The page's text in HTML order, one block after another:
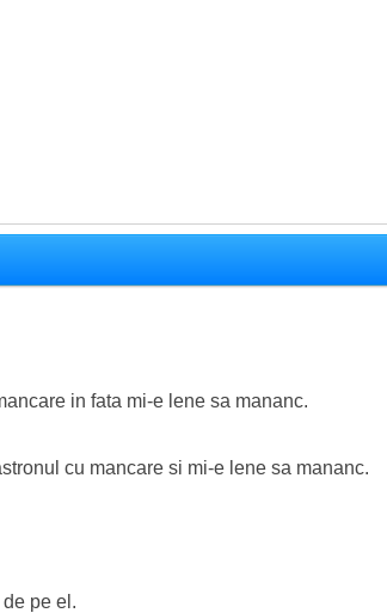
in fata mi-e lene sa mananc.
cu mancare si mi-e lene sa mananc.
pe el.